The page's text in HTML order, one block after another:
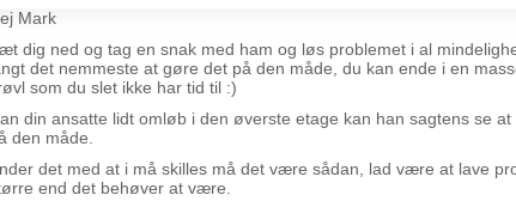
Mark
dig ned og tag en snak med ham og løs problemet i al
det nemmeste at gøre det på den måde, du kan ende i en
som du slet ikke har tid til :)
din ansatte lidt omløb i den øverste etage kan han sagtens se at
den måde.
det med at i må skilles må det være sådan, lad være at lave
end det behøver at være.
af oplysninger fra forskellige